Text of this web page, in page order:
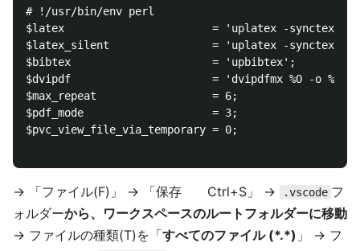
# !/usr/bin/env perl
$latex                       = 'uplatex -synctex=1 -
$latex_silent                = 'uplatex -synctex=1 -
$bibtex                      = 'upbibtex';
$dvipdf                      = 'dvipdfmx %O -o %D
$max_repeat                  = 6;
$pdf_mode                    = 3;
$pvc_view_file_via_temporary = 0;
→ 「ファイル(F)」 → 「保存 Ctrl+S」 → .vscode フ
ォルダーから、ワークスペースのルートフォルダーに移動
→ ファイルの種類(T)を「すべてのファイル (*.*) 」 → フ